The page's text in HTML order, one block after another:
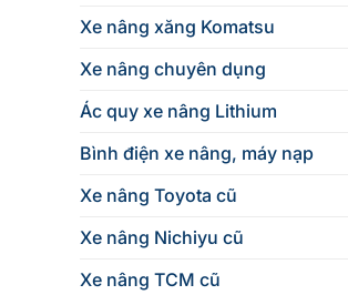
Xe nâng xăng Komatsu
Xe nâng chuyên dụng
Ác quy xe nâng Lithium
Bình điện xe nâng, máy nạp
Xe nâng Toyota cũ
Xe nâng Nichiyu cũ
Xe nâng TCM cũ